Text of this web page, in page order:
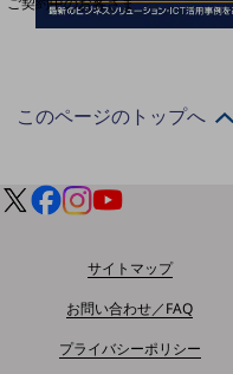
ご契約中サービスの一元管理
このページのトップへ
サイトマップ
お問い合わせ／FAQ
プライバシーポリシー